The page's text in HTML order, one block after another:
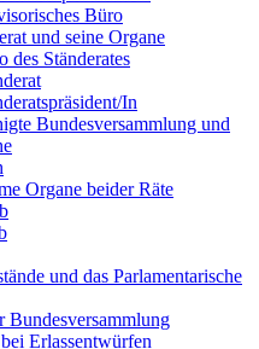
Büro
und seine Organe
des Ständerates
In
Bundesversammlung und
Organe beider Räte
und das Parlamentarische
Bundesversammlung
Erlassentwürfen